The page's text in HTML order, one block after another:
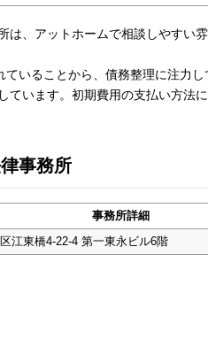
は、アットホームで相談しやすい
いることから、債務整理に注力し
ています。初期費用の支払い方法
事務所
事務所詳細
江東橋4-22-4 第一東永ビル6階